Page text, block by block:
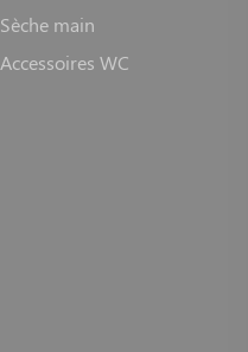
Sèche main
Accessoires WC